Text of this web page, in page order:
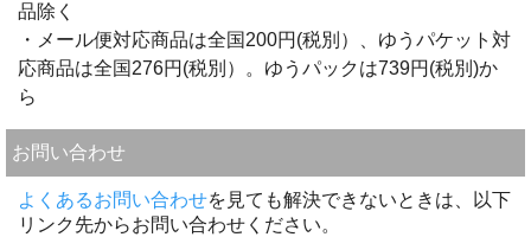
品除く
・メール便対応商品は全国200円(税別）、ゆうパケット対
応商品は全国276円(税別）。ゆうパックは739円(税別)か
ら
お問い合わせ
よくあるお問い合わせを見ても解決できないときは、以下
リンク先からお問い合わせください。